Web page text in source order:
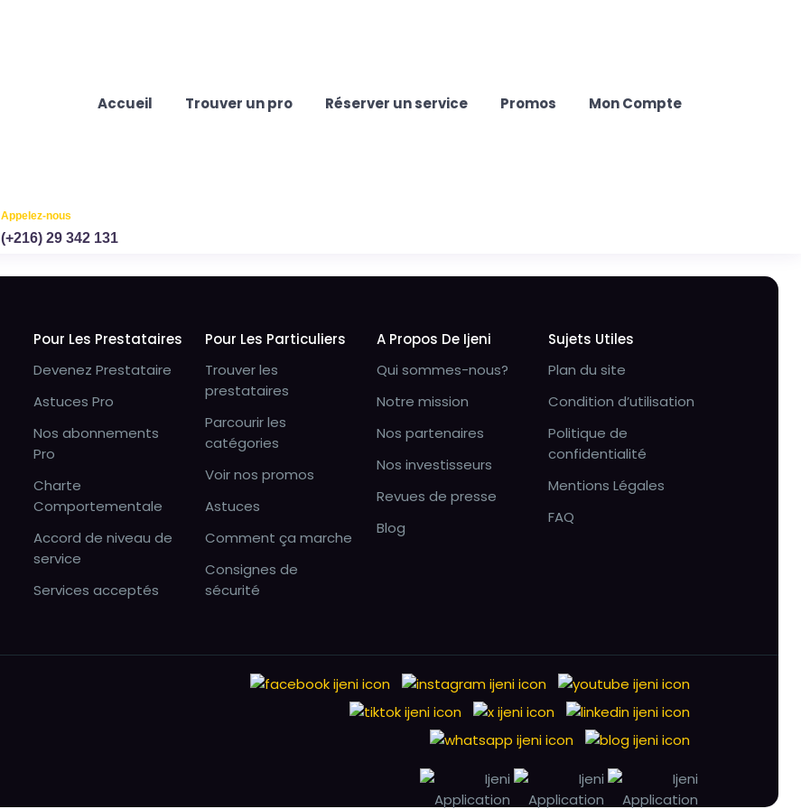
Accueil Trouver un pro Réserver un service Promos Mon Compte
Appelez-nous
(+216) 29 342 131
Pour Les Prestataires
Devenez Prestataire
Astuces Pro
Nos abonnements
Pro
Charte
Comportementale
Accord de niveau de
service
Services acceptés
Pour Les Particuliers
Trouver les
prestataires
Parcourir les
catégories
Voir nos promos
Astuces
Comment ça marche
Consignes de
sécurité
A Propos De Ijeni
Qui sommes-nous?
Notre mission
Nos partenaires
Nos investisseurs
Revues de presse
Blog
Sujets Utiles
Plan du site
Condition d’utilisation
Politique de
confidentialité
Mentions Légales
FAQ